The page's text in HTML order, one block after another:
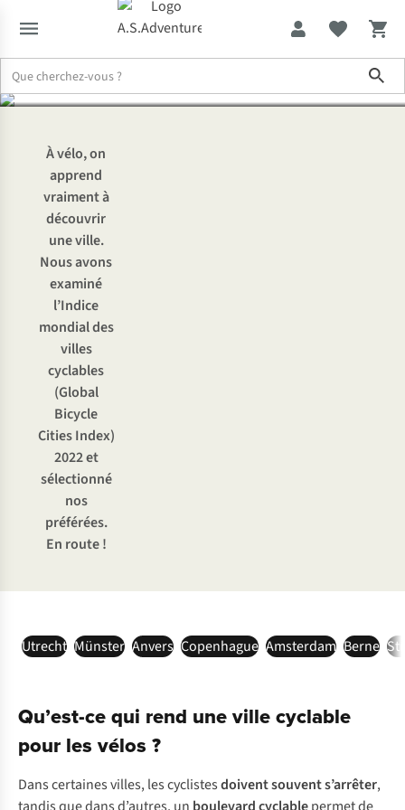
vélo
À vélo, on
apprend
vraiment à
découvrir
une ville.
Nous avons
examiné
l’Indice
mondial des
villes
cyclables
(Global
Bicycle
Cities Index)
2022 et
sélectionné
nos
préférées.
En route !
Utrecht Münster Anvers Copenhague Amsterdam Berne
Qu’est-ce qui rend une ville cyclable
pour les vélos ?
Danscertainesvilles,lescyclistesdoiventsouvents’arrêter,